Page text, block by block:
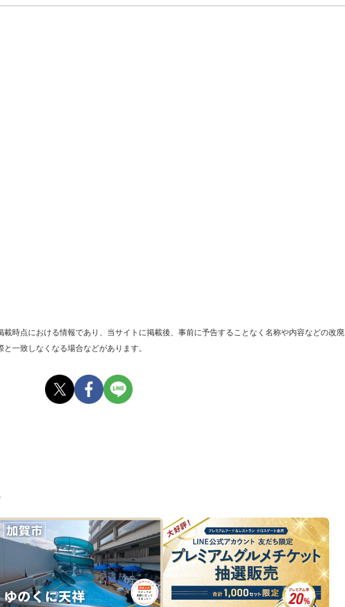
時点における情報であり、当サイトに掲載後、事前に予告することなく名称や内容などの改廃
一致しなくなる場合などがあります。